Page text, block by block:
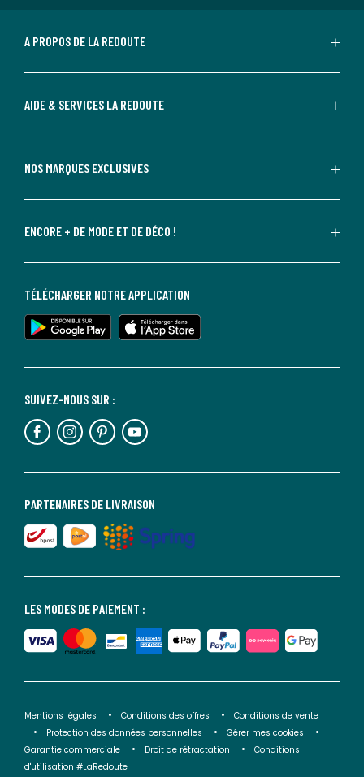
A PROPOS DE LA REDOUTE
AIDE & SERVICES LA REDOUTE
NOS MARQUES EXCLUSIVES
ENCORE + DE MODE ET DE DÉCO !
LES MODES DE PAIEMENT :
PARTENAIRES DE LIVRAISON
SUIVEZ-NOUS SUR :
TÉLÉCHARGER NOTRE APPLICATION
Mentions légales Conditions des offres
Conditions de vente
Protection des données personnelles
Gérer mes cookies
Garantie commerciale
Droit de rétractation
Conditions
d'utilisation #LaRedoute